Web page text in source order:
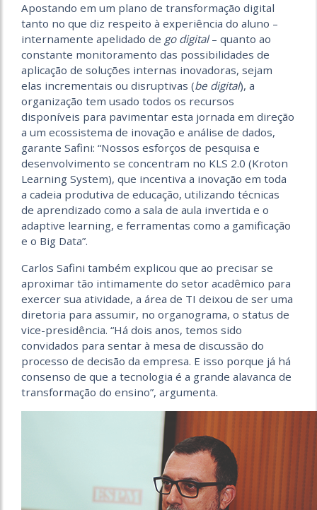
Apostando em um plano de transformação digital
tanto no que diz respeito à experiência do aluno –
internamente apelidado de go digital– quanto ao
constante monitoramento das possibilidades de
aplicação de soluções internas inovadoras, sejam
elas incrementais ou disruptivas (be digital), a
organização tem usado todos os recursos
disponíveis para pavimentar esta jornada em direção
a um ecossistema de inovação e análise de dados,
garante Safini: “Nossos esforços de pesquisa e
desenvolvimento se concentram no KLS 2.0 (Kroton
Learning System), que incentiva a inovação em toda
a cadeia produtiva de educação, utilizando técnicas
de aprendizado como a sala de aula invertida e o
adaptive learning, e ferramentas como a gamificação
e o Big Data”.
Carlos Safini também explicou que ao precisar se
aproximar tão intimamente do setor acadêmico para
exercer sua atividade, a área de TI deixou de ser uma
diretoria para assumir, no organograma, o status de
vice-presidência. “Há dois anos, temos sido
convidados para sentar à mesa de discussão do
processo de decisão da empresa. E isso porque já há
consenso de que a tecnologia é a grande alavanca de
transformação do ensino”, argumenta.